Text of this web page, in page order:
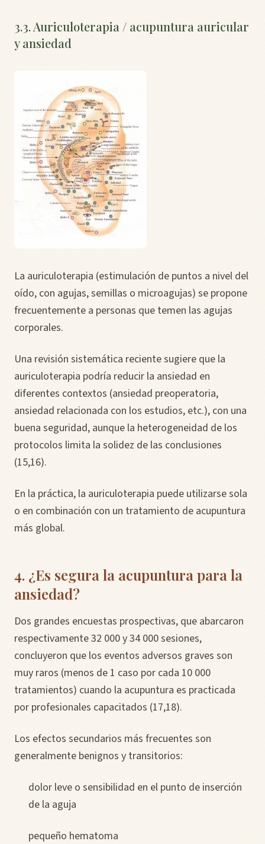
3.3. Auriculoterapia / acupuntura auricular
y ansiedad
La auriculoterapia (estimulación de puntos a nivel del
oído, con agujas, semillas o microagujas) se propone
frecuentemente a personas que temen las agujas
corporales.
Una revisión sistemática reciente sugiere que la
auriculoterapia podría reducir la ansiedad en
diferentes contextos (ansiedad preoperatoria,
ansiedad relacionada con los estudios, etc.), con una
buena seguridad, aunque la heterogeneidad de los
protocolos limita la solidez de las conclusiones
(15,16).
En la práctica, la auriculoterapia puede utilizarse sola
o en combinación con un tratamiento de acupuntura
más global.
4. ¿Es segura la acupuntura para la
ansiedad?
Dos grandes encuestas prospectivas, que abarcaron
respectivamente 32 000 y 34 000 sesiones,
concluyeron que los eventos adversos graves son
muy raros (menos de 1 caso por cada 10 000
tratamientos) cuando la acupuntura es practicada
por profesionales capacitados (17,18).
Los efectos secundarios más frecuentes son
generalmente benignos y transitorios:
dolor leve o sensibilidad en el punto de inserción
de la aguja
pequeño hematoma